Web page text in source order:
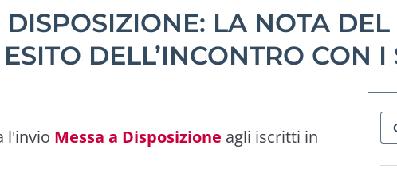
DISPOSIZIONE: LA NOTA
DELL’INCONTRO CON
l'invio Messa a Disposizione agli iscritti in